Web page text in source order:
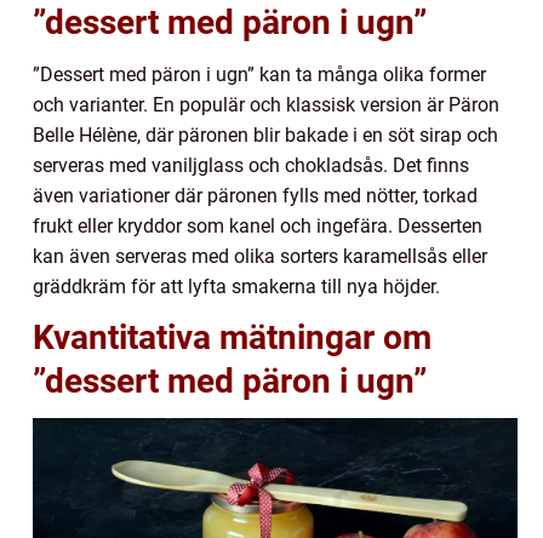
”dessert med päron i ugn”
”Dessert med päron i ugn” kan ta många olika former
och varianter. En populär och klassisk version är Päron
Belle Hélène, där päronen blir bakade i en söt sirap och
serveras med vaniljglass och chokladsås. Det finns
även variationer där päronen fylls med nötter, torkad
frukt eller kryddor som kanel och ingefära. Desserten
kan även serveras med olika sorters karamellsås eller
gräddkräm för att lyfta smakerna till nya höjder.
Kvantitativa mätningar om
”dessert med päron i ugn”